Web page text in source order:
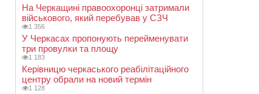
На Черкащині правоохоронці затримали
військового, який перебував у СЗЧ
1 356
У Черкасах пропонують перейменувати
три провулки та площу
1 183
Керівницю черкаського реабілітаційного
центру обрали на новий термін
1 128